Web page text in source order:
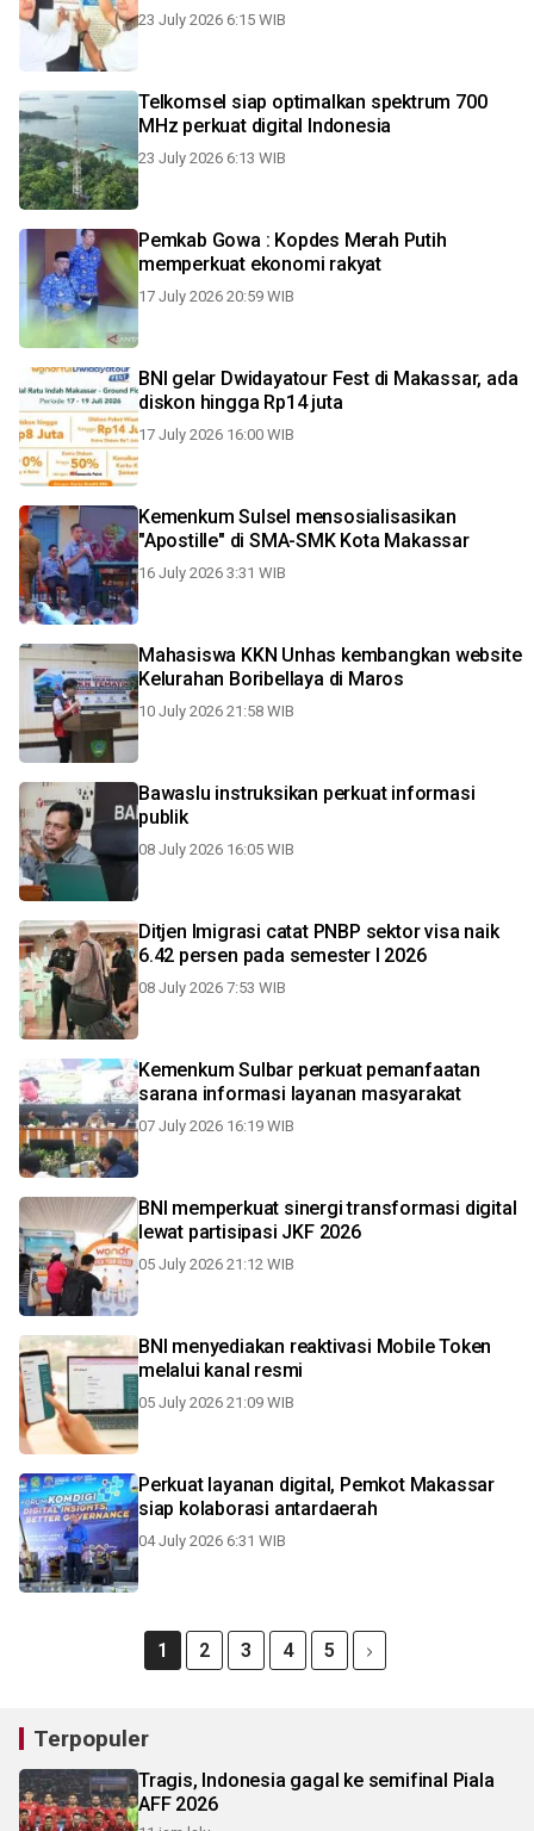
23 July 2026 6:15 WIB
Telkomsel siap optimalkan spektrum 700
MHz perkuat digital Indonesia
23 July 2026 6:13 WIB
Pemkab Gowa : Kopdes Merah Putih
memperkuat ekonomi rakyat
17 July 2026 20:59 WIB
BNI gelar Dwidayatour Fest di Makassar, ada
diskon hingga Rp14 juta
17 July 2026 16:00 WIB
Kemenkum Sulsel mensosialisasikan
"Apostille" di SMA-SMK Kota Makassar
16 July 2026 3:31 WIB
Mahasiswa KKN Unhas kembangkan website
Kelurahan Boribellaya di Maros
10 July 2026 21:58 WIB
Bawaslu instruksikan perkuat informasi
publik
08 July 2026 16:05 WIB
Ditjen Imigrasi catat PNBP sektor visa naik
6.42 persen pada semester I 2026
08 July 2026 7:53 WIB
Kemenkum Sulbar perkuat pemanfaatan
sarana informasi layanan masyarakat
07 July 2026 16:19 WIB
BNI memperkuat sinergi transformasi digital
lewat partisipasi JKF 2026
05 July 2026 21:12 WIB
BNI menyediakan reaktivasi Mobile Token
melalui kanal resmi
05 July 2026 21:09 WIB
Perkuat layanan digital, Pemkot Makassar
siap kolaborasi antardaerah
04 July 2026 6:31 WIB
1 2 3 4 5
Terpopuler
Tragis, Indonesia gagal ke semifinal Piala
AFF 2026